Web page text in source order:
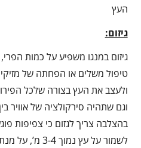
העץ
גיזום:
גיזום במנגו משפיע על כמות הפרי,
טיפול משלים או הפחתה של
ולעצב את העץ בצורה שלכל
וגם שתהיה סירקולציה של אוויר
בהצלבה צריך לגזום כי צפיפות
לשמור על עץ